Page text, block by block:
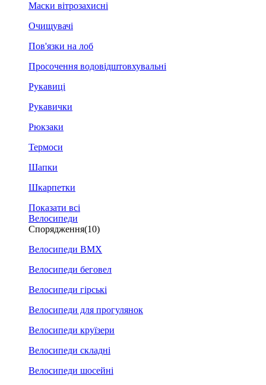
Маски вітрозахисні
Очищувачі
Пов'язки на лоб
Просочення водовідштовхувальні
Рукавиці
Рукавички
Рюкзаки
Термоси
Шапки
Шкарпетки
Показати всі
Велосипеди
Спорядження(10)
Велосипеди BMX
Велосипеди беговел
Велосипеди гірські
Велосипеди для прогулянок
Велосипеди круїзери
Велосипеди складні
Велосипеди шосейні